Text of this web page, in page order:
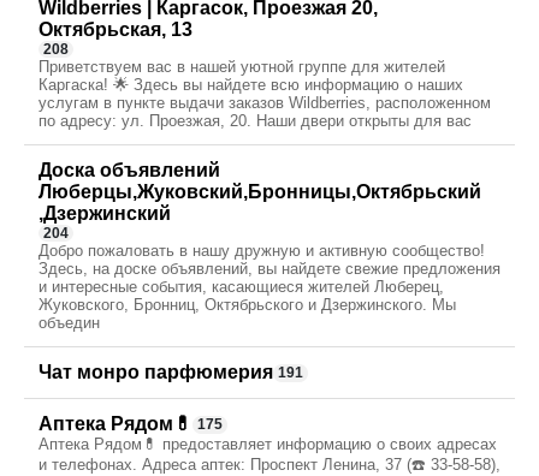
Wildberries | Каргасок, Проезжая 20,
Октябрьская, 13
208
Приветствуем вас в нашей уютной группе для жителей
Каргаска! 🌟 Здесь вы найдете всю информацию о наших
услугам в пункте выдачи заказов Wildberries, расположенном
по адресу: ул. Проезжая, 20. Наши двери открыты для вас
Доска объявлений
Люберцы,Жуковский,Бронницы,Октябрьский
,Дзержинский
204
Добро пожаловать в нашу дружную и активную сообщество!
Здесь, на доске объявлений, вы найдете свежие предложения
и интересные события, касающиеся жителей Люберец,
Жуковского, Бронниц, Октябрьского и Дзержинского. Мы
объедин
Чат монро парфюмерия 191
Аптека Рядом💊 175
Аптека Рядом💊 предоставляет информацию о своих адресах
и телефонах. Адреса аптек: Проспект Ленина, 37 (☎️ 33-58-58),